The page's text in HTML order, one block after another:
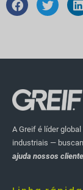
A Greif é líder
industriais —
ajuda nossos